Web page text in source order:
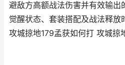
避敌方高额战法伤害并有效输出
觉醒状态、套装搭配及战法释放
攻城掠地179孟获如何打 攻城掠